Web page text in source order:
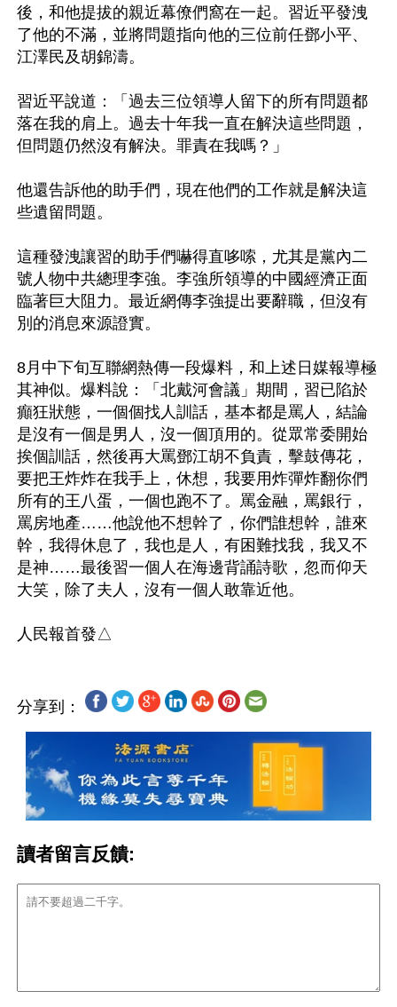
後，和他提拔的親近幕僚們窩在一起。習近平發洩
了他的不滿，並將問題指向他的三位前任鄧小平、
江澤民及胡錦濤。
習近平說道：「過去三位領導人留下的所有問題都
落在我的肩上。過去十年我一直在解決這些問題，
但問題仍然沒有解決。罪責在我嗎？」
他還告訴他的助手們，現在他們的工作就是解決這
些遺留問題。
這種發洩讓習的助手們嚇得直哆嗦，尤其是黨內二
號人物中共總理李強。李強所領導的中國經濟正面
臨著巨大阻力。最近網傳李強提出要辭職，但沒有
別的消息來源證實。
8月中下旬互聯網熱傳一段爆料，和上述日媒報導極
其神似。爆料說：「北戴河會議」期間，習已陷於
癲狂狀態，一個個找人訓話，基本都是罵人，結論
是沒有一個是男人，沒一個頂用的。從眾常委開始
挨個訓話，然後再大罵鄧江胡不負責，擊鼓傳花，
要把王炸炸在我手上，休想，我要用炸彈炸翻你們
所有的王八蛋，一個也跑不了。罵金融，罵銀行，
罵房地產……他說他不想幹了，你們誰想幹，誰來
幹，我得休息了，我也是人，有困難找我，我又不
是神……最後習一個人在海邊背誦詩歌，忽而仰天
大笑，除了夫人，沒有一個人敢靠近他。
分享到：
讀者留言反饋: